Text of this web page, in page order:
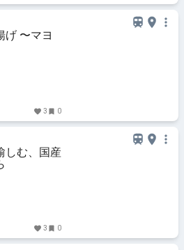
げ 〜マヨ
3 0
しむ、国産
3 0